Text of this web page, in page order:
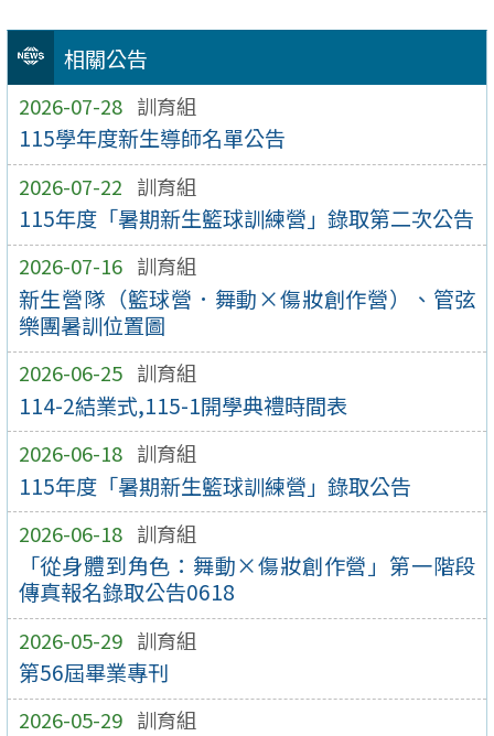
相關公告
2026-07-28 訓育組
115學年度新生導師名單公告
2026-07-22 訓育組
115年度「暑期新生籃球訓練營」錄取第二次公告
2026-07-16 訓育組
新生營隊（籃球營．舞動×傷妝創作營）、管弦
樂團暑訓位置圖
2026-06-25 訓育組
114-2結業式,115-1開學典禮時間表
2026-06-18 訓育組
115年度「暑期新生籃球訓練營」錄取公告
2026-06-18 訓育組
「從身體到角色：舞動×傷妝創作營」第一階段
傳真報名錄取公告0618
2026-05-29 訓育組
第56屆畢業專刊
2026-05-29 訓育組